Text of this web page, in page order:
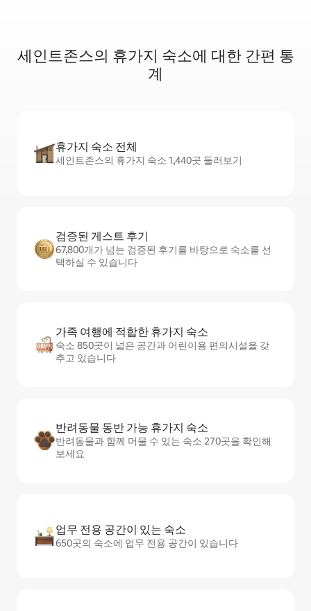
세인트존스의 휴가지 숙소에 대한 간편 통
계
휴가지 숙소 전체
세인트존스의 휴가지 숙소 1,440곳 둘러보기
검증된 게스트 후기
67,800개가 넘는 검증된 후기를 바탕으로 숙소를 선
택하실 수 있습니다
가족 여행에 적합한 휴가지 숙소
숙소 850곳이 넓은 공간과 어린이용 편의시설을 갖
추고 있습니다
반려동물 동반 가능 휴가지 숙소
반려동물과 함께 머물 수 있는 숙소 270곳을 확인해
보세요
업무 전용 공간이 있는 숙소
650곳의 숙소에 업무 전용 공간이 있습니다